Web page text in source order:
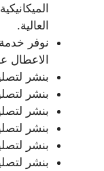
العالية.
نوفر
الاعطال
بنشر
بنشر
بنشر
بنشر
بنشر
بنشر